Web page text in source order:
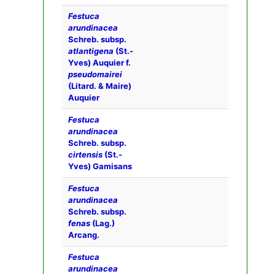
Festuca
arundinacea
Schreb. subsp.
atlantigena (St.-
Yves) Auquier f.
pseudomairei
(Litard. & Maire)
Auquier
Festuca
arundinacea
Schreb. subsp.
cirtensis (St.-
Yves) Gamisans
Festuca
arundinacea
Schreb. subsp.
fenas (Lag.)
Arcang.
Festuca
arundinacea